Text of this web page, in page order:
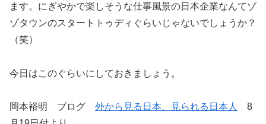
ます。にぎやかで楽しそうな仕事風景の日本企業なんてゾ
ゾタウンのスタートトゥディぐらいじゃないでしょうか？
（笑）
今日はこのぐらいにしておきましょう。
岡本裕明 ブログ 外から見る日本、見られる日本人
8